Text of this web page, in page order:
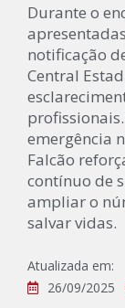
Durante o
notificação
Central
emergência
Falcão
contínuo de
ampliar o
salvar vidas.
Atualizada em:
26/09/2025